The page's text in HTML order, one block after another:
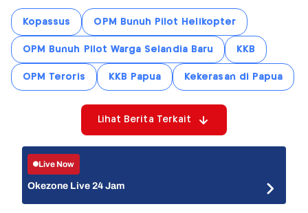
Kopassus OPM Bunuh Pilot Helikopter
OPM Bunuh Pilot Warga Selandia Baru KKB
OPM Teroris KKB Papua Kekerasan di Papua
Lihat Berita Terkait
Live Now
Okezone Live 24 Jam